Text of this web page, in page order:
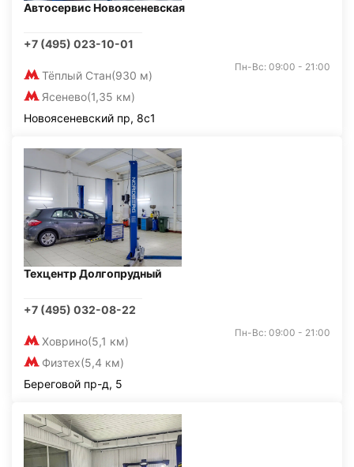
Автосервис Новоясеневская
+7 (495) 023-10-01
Тёплый Стан(930 м)
Ясенево(1,35 км)
Пн-Вс: 09:00 - 21:00
Новоясеневский пр, 8с1
Техцентр Долгопрудный
+7 (495) 032-08-22
Ховрино(5,1 км)
Физтех(5,4 км)
Пн-Вс: 09:00 - 21:00
Береговой пр-д, 5